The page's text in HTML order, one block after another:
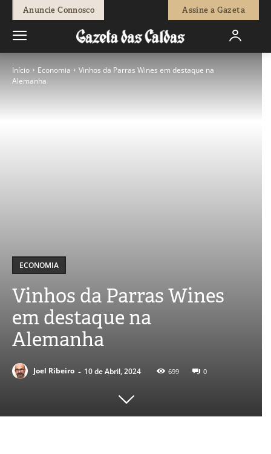
Anuncie Connosco Assine a Gazeta
Início Economia
Vinhos da Parras Wines em destaque na
Alemanha
ECONOMIA
Vinhos da Parras Wines
em destaque na
Alemanha
Joel Ribeiro - 10 de Abril, 2024 699 0